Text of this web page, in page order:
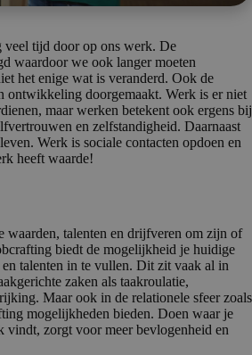
veel tijd door op ons werk. De
waardoor we ook langer moeten
het enige wat is veranderd. Ook de
ontwikkeling doorgemaakt. Werk is er niet
maar werken betekent ook ergens bij
en zelfstandigheid. Daarnaast
Werk is sociale contacten opdoen en
heeft waarde!
waarden, talenten en drijfveren om zijn of
biedt de mogelijkheid je huidige
talenten in te vullen. Dit zit vaak al in
zaken als taakroulatie,
Maar ook in de relationele sfeer zoals
mogelijkheden bieden. Doen waar je
vindt, zorgt voor meer bevlogenheid en